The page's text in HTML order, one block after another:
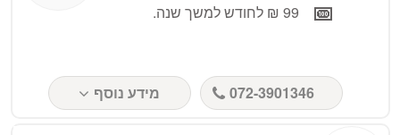
99 ₪ לחודש למשך שנה.
072-3901346 מידע נוסף